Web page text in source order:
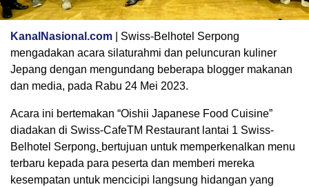
KanalNasional.com
| Swiss-Belhotel Serpong
mengadakan acara silaturahmi dan peluncuran kuliner
Jepang dengan mengundang beberapa blogger makanan
dan media, pada Rabu 24 Mei 2023.
Acara ini bertemakan “Oishii Japanese Food Cuisine”
diadakan di Swiss-CafeTM Restaurant lantai 1 Swiss-
Belhotel Serpong, bertujuan untuk memperkenalkan menu
terbaru kepada para peserta dan memberi mereka
kesempatan untuk mencicipi langsung hidangan yang